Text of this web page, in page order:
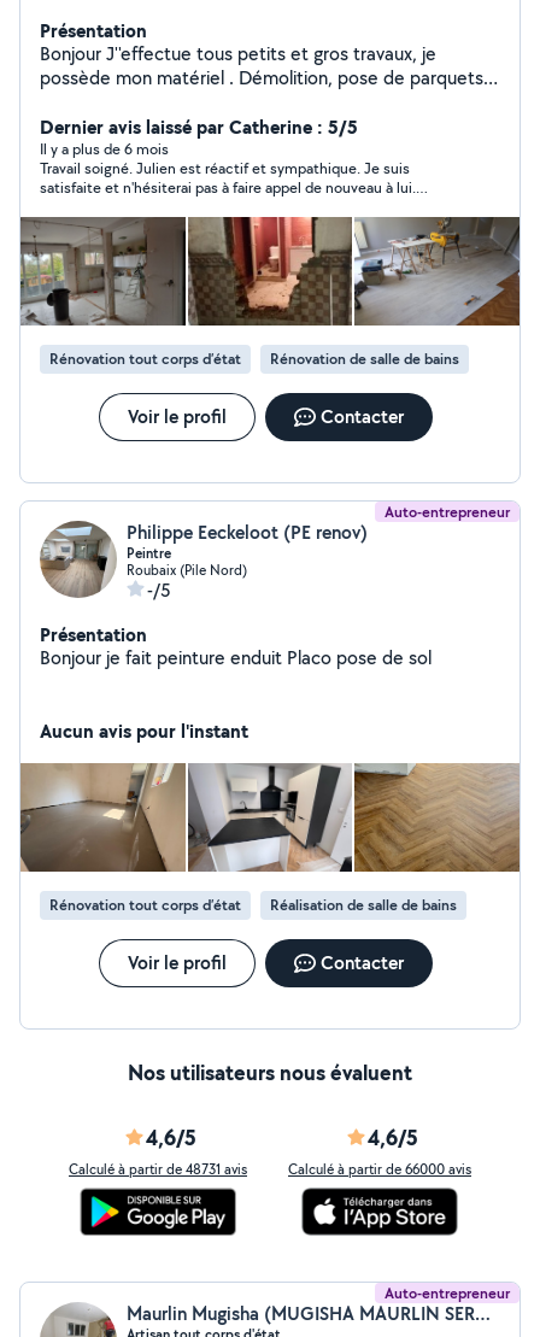
Présentation
Bonjour J''effectue tous petits et gros travaux, je
possède mon matériel . Démolition, pose de parquets,
meuble, plomberie ,,pose de store, jardinage, pelouse,
taille de haie,.... J'ai fait mon experience dans le
bâtiment en réalisant moi même la rénovation complète
de 4 maisons personnelles , je possede donc pas mal
d'experience dans ce domaine. De plus j'adore bricoler.
Je peux également conseiller. A bientôt.
Dernier avis laissé par Catherine : 5/5
Il y a plus de 6 mois
Travail soigné. Julien est réactif et sympathique. Je suis
satisfaite et n'hésiterai pas à faire appel de nouveau à lui.
Rénovation tout corps d’état Rénovation de salle de bains
Voir le profil Contacter
Auto-entrepreneur
Philippe Eeckeloot (PE renov)
Peintre
Roubaix (Pile Nord)
-/5
Présentation
Bonjour je fait peinture enduit Placo pose de sol
Aucun avis pour l'instant
Rénovation tout corps d’état Réalisation de salle de bains
Voir le profil Contacter
Nos utilisateurs nous évaluent
4,6/5
Calculé à partir de 48731 avis
4,6/5
Calculé à partir de 66000 avis
Auto-entrepreneur
Maurlin Mugisha (MUGISHA MAURLIN SERVICES)